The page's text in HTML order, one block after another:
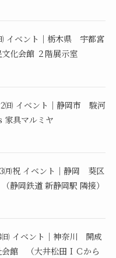
イベント｜栃木県 宇都宮
化会館 ２階展示室
㈰ イベント｜静岡市 駿河
家具マルミヤ
㈪祝 イベント｜静岡 葵区
静岡鉄道 新静岡駅 隣接）
㈰ イベント｜神奈川 開成
会館 （大井松田ＩＣから